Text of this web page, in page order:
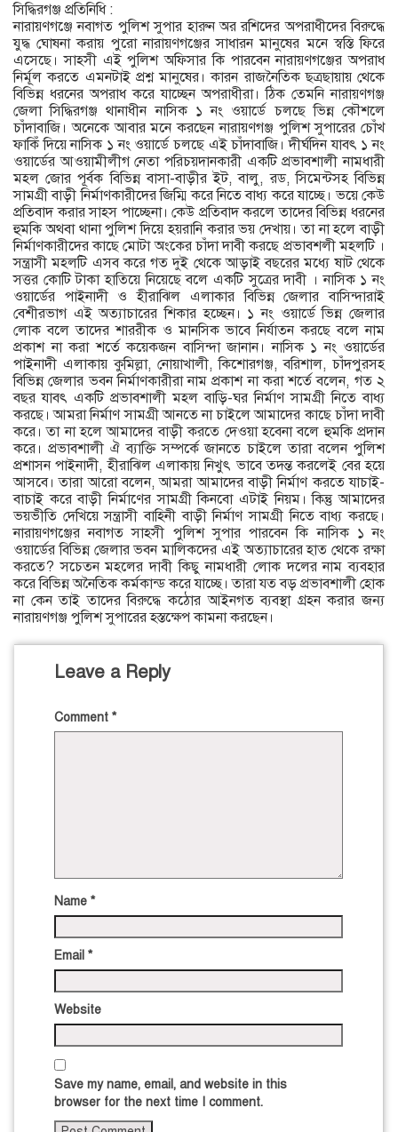
সিদ্ধিরগঞ্জ প্রতিনিধি :
নারায়ণগঞ্জে নবাগত পুলিশ সুপার হারুন অর রশিদের অপরাধীদের বিরুদ্ধে
যুদ্ধ ঘোষনা করায় পুরো নারায়ণগঞ্জের সাধারন মানুষের মনে স্বস্তি ফিরে
এসেছে। সাহসী এই পুলিশ অফিসার কি পারবেন নারায়ণগঞ্জের অপরাধ
নির্মূল করতে এমনটাই প্রশ্ন মানুষের। কারন রাজনৈতিক ছত্রছায়ায় থেকে
বিভিন্ন ধরনের অপরাধ করে যাচ্ছেন অপরাধীরা। ঠিক তেমনি নারায়ণগঞ্জ
জেলা সিদ্ধিরগঞ্জ থানাধীন নাসিক ১ নং ওয়ার্ডে চলছে ভিন্ন কৌশলে
চাঁদাবাজি। অনেকে আবার মনে করছেন নারায়ণগঞ্জ পুলিশ সুপারের চোঁখ
ফাকিঁ দিয়ে নাসিক ১ নং ওয়ার্ডে চলছে এই চাঁদাবাজি। দীর্ঘদিন যাবৎ ১ নং
ওয়ার্ডের আওয়ামীলীগ নেতা পরিচয়দানকারী একটি প্রভাবশালী নামধারী
মহল জোর পূর্বক বিভিন্ন বাসা-বাড়ীর ইট, বালু, রড, সিমেন্টসহ বিভিন্ন
সামগ্রী বাড়ী নির্মাণকারীদের জিম্মি করে নিতে বাধ্য করে যাচ্ছে। ভয়ে কেউ
প্রতিবাদ করার সাহস পাচ্ছেনা। কেউ প্রতিবাদ করলে তাদের বিভিন্ন ধরনের
হুমকি অথবা থানা পুলিশ দিয়ে হয়রানি করার ভয় দেখায়। তা না হলে বাড়ী
নির্মাণকারীদের কাছে মোটা অংকের চাঁদা দাবী করছে প্রভাবশলী মহলটি ।
সন্ত্রাসী মহলটি এসব করে গত দুই থেকে আড়াই বছরের মধ্যে ষাট থেকে
সত্তর কোটি টাকা হাতিয়ে নিয়েছে বলে একটি সুত্রের দাবী । নাসিক ১ নং
ওয়ার্ডের পাইনাদী ও হীরাঝিল এলাকার বিভিন্ন জেলার বাসিন্দারাই
বেশীরভাগ এই অত্যাচারের শিকার হচ্ছেন। ১ নং ওয়ার্ডে ভিন্ন জেলার
লোক বলে তাদের শাররীক ও মানসিক ভাবে নির্যাতন করছে বলে নাম
প্রকাশ না করা শর্তে কয়েকজন বাসিন্দা জানান। নাসিক ১ নং ওয়ার্ডের
পাইনাদী এলাকায় কুমিল্লা, নোয়াখালী, কিশোরগঞ্জ, বরিশাল, চাঁদপুরসহ
বিভিন্ন জেলার ভবন নির্মাণকারীরা নাম প্রকাশ না করা শর্তে বলেন, গত ২
বছর যাবৎ একটি প্রভাবশালী মহল বাড়ি-ঘর নির্মাণ সামগ্রী নিতে বাধ্য
করছে। আমরা নির্মাণ সামগ্রী আনতে না চাইলে আমাদের কাছে চাঁদা দাবী
করে। তা না হলে আমাদের বাড়ী করতে দেওয়া হবেনা বলে হুমকি প্রদান
করে। প্রভাবশালী ঐ ব্যাক্তি সম্পর্কে জানতে চাইলে তারা বলেন পুলিশ
প্রশাসন পাইনাদী, হীরাঝিল এলাকায় নিখুৎ ভাবে তদন্ত করলেই বের হয়ে
আসবে। তারা আরো বলেন, আমরা আমাদের বাড়ী নির্মাণ করতে যাচাই-
বাচাই করে বাড়ী নির্মাণের সামগ্রী কিনবো এটাই নিয়ম। কিন্তু আমাদের
ভয়ভীতি দেখিয়ে সন্ত্রাসী বাহিনী বাড়ী নির্মাণ সামগ্রী নিতে বাধ্য করছে।
নারায়ণগঞ্জের নবাগত সাহসী পুলিশ সুপার পারবেন কি নাসিক ১ নং
ওয়ার্ডের বিভিন্ন জেলার ভবন মালিকদের এই অত্যাচারের হাত থেকে রক্ষা
করতে? সচেতন মহলের দাবী কিছু নামধারী লোক দলের নাম ব্যবহার
করে বিভিন্ন অনৈতিক কর্মকান্ড করে যাচ্ছে। তারা যত বড় প্রভাবশালী হোক
না কেন তাই তাদের বিরুদ্ধে কঠোর আইনগত ব্যবস্থা গ্রহন করার জন্য
নারায়ণগঞ্জ পুলিশ সুপারের হস্তক্ষেপ কামনা করছেন।
Leave a Reply
Comment *
Name *
Email *
Website
Save my name, email, and website in this
browser for the next time I comment.